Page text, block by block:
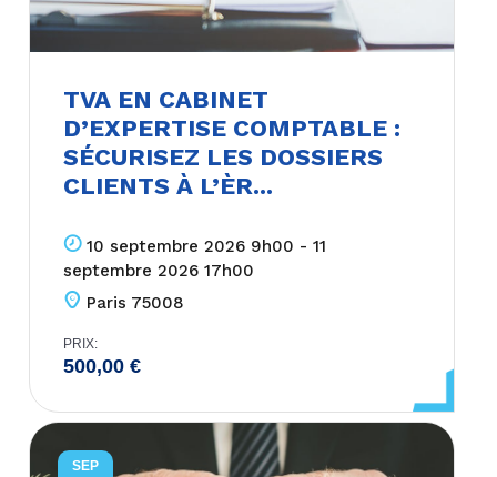
TVA EN CABINET
D’EXPERTISE COMPTABLE :
SÉCURISEZ LES DOSSIERS
CLIENTS À L’ÈR...
10 septembre 2026 9h00 - 11
septembre 2026 17h00
Paris 75008
PRIX:
500,00€
SEP